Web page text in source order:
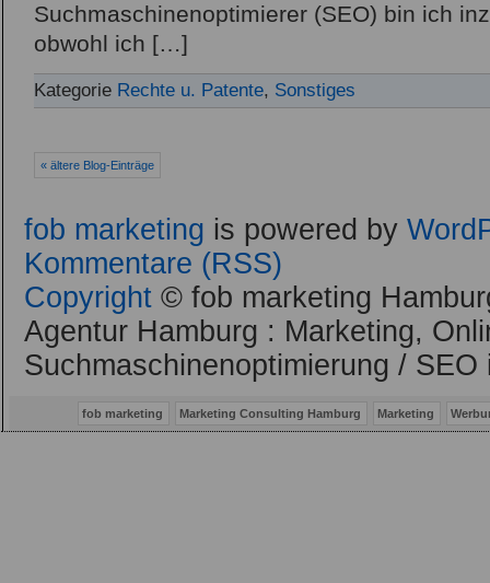
Suchmaschinenoptimierer (SEO) bin ich
obwohl ich […]
Kategorie Rechte u. Patente, Sonstiges
« ältere Blog-Einträge
fob marketing is powered by
Kommentare (RSS)
Copyright © fob marketing
Agentur Hamburg : Marketing,
Suchmaschinenoptimierung / SEO
fob marketing Marketing Consulting Hamburg Marketing